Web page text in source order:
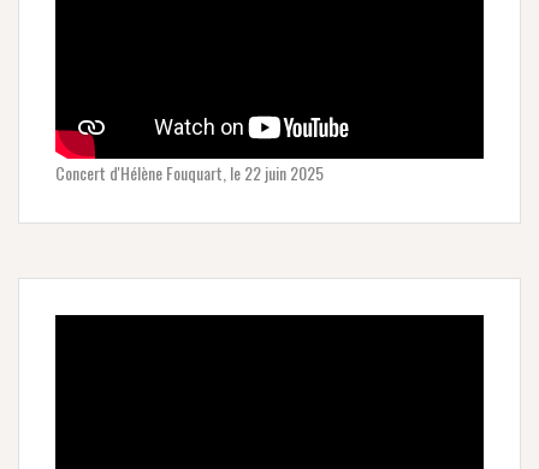
Concert d'Hélène Fouquart, le 22 juin 2025